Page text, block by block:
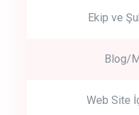
Ekip ve
Blog/
Web Site